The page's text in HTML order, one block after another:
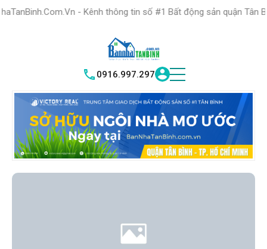
- Kênh thông tin số #1 Bất động sản quận Tân Bình "Nơi
0916.997.297
HỆ THỐNG TRUNG TÂM GIAO DỊCH BĐS TỐT NHẤT QUẬN
TÂN BÌNHVICTORY REAL TÌM HIỂU NGAY|